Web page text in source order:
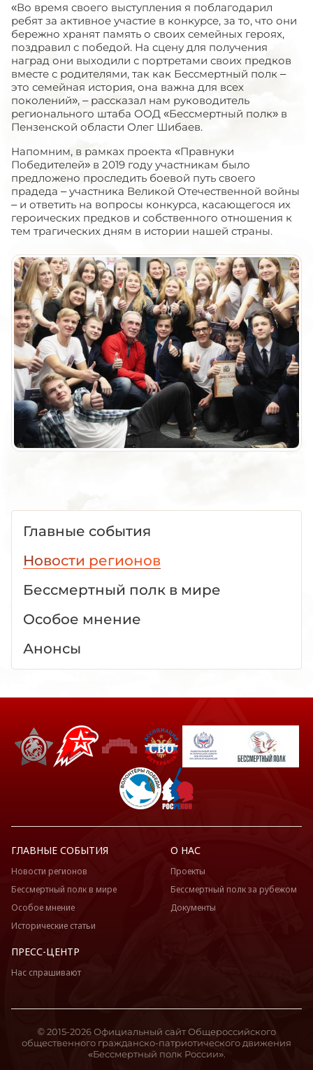
«Во время своего выступления я поблагодарил
ребят за активное участие в конкурсе, за то, что они
бережно хранят память о своих семейных героях,
поздравил с победой. На сцену для получения
наград они выходили с портретами своих предков
вместе с родителями, так как Бессмертный полк –
это семейная история, она важна для всех
поколений», – рассказал нам руководитель
регионального штаба ООД «Бессмертный полк» в
Пензенской области Олег Шибаев.
Напомним, в рамках проекта «Правнуки
Победителей» в 2019 году участникам было
предложено проследить боевой путь своего
прадеда – участника Великой Отечественной войны
– и ответить на вопросы конкурса, касающегося их
героических предков и собственного отношения к
тем трагических дням в истории нашей страны.
Главные события
Новости регионов
Бессмертный полк в мире
Особое мнение
Анонсы
ГЛАВНЫЕ СОБЫТИЯ
Новости регионов
Бессмертный полк в мире
Особое мнение
Исторические статьи
О НАС
Проекты
Бессмертный полк за рубежом
Документы
ПРЕСС-ЦЕНТР
Нас спрашивают
© 2015-2026 Официальный сайт Общероссийского
общественного гражданско-патриотического движения
«Бессмертный полк России».